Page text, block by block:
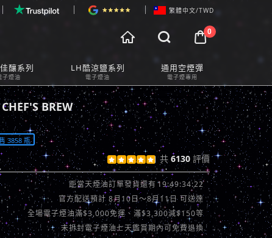
繁體中文/TWD
  0
車預覽
Preview
釀系列
子煙油
LH酷涼鹽系列
電子煙油
通用空煙彈
電子煙專用
BREW
3858 瓶
     共6130 評價
查看評價 >>
距當天煙油訂單發貨還有19:49:32:39
官方配送預計 8月10日～8月11日 可送達
全場電子煙油滿$3,000免運、滿$3,300減$150等
未拆封電子煙油七天鑑賞期內可免費退換